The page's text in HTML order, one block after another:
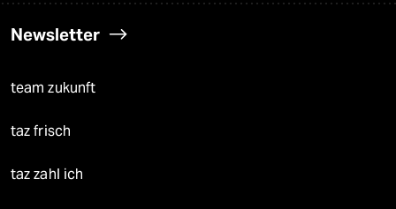
Newsletter
team zukunft
taz frisch
taz zahl ich